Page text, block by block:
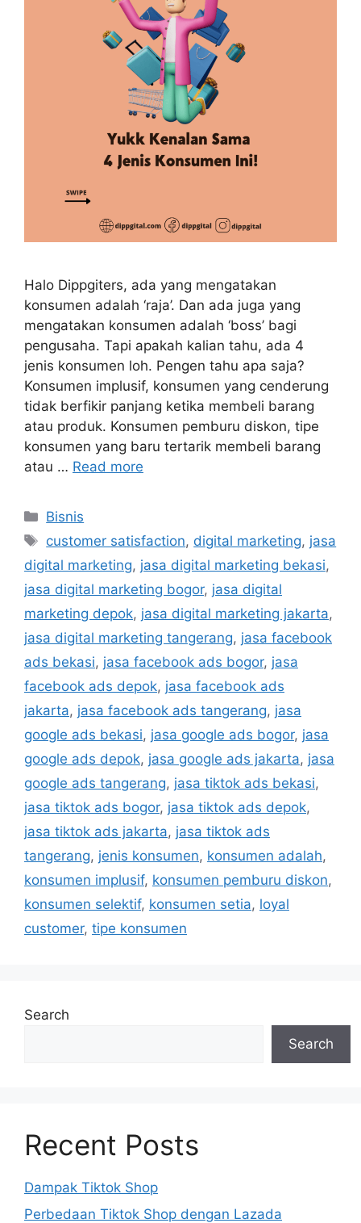
Halo Dippgiters, ada yang mengatakan
konsumen adalah ‘raja’. Dan ada juga yang
mengatakan konsumen adalah ‘boss’ bagi
pengusaha. Tapi apakah kalian tahu, ada 4
jenis konsumen loh. Pengen tahu apa saja?
Konsumen implusif, konsumen yang cenderung
tidak berfikir panjang ketika membeli barang
atau produk. Konsumen pemburu diskon, tipe
konsumen yang baru tertarik membeli barang
atau … Read more
Bisnis
customer satisfaction, digital marketing, jasa
digital marketing, jasa digital marketing bekasi,
jasa digital marketing bogor, jasa digital
marketing depok, jasa digital marketing jakarta,
jasa digital marketing tangerang, jasa facebook
ads bekasi, jasa facebook ads bogor, jasa
facebook ads depok, jasa facebook ads
jakarta, jasa facebook ads tangerang, jasa
google ads bekasi, jasa google ads bogor, jasa
google ads depok, jasa google ads jakarta, jasa
google ads tangerang, jasa tiktok ads bekasi,
jasa tiktok ads bogor, jasa tiktok ads depok,
jasa tiktok ads jakarta, jasa tiktok ads
tangerang, jenis konsumen, konsumen adalah,
konsumen implusif, konsumen pemburu diskon,
konsumen selektif, konsumen setia, loyal
customer, tipe konsumen
Search
Search
Recent Posts
Dampak Tiktok Shop
Perbedaan Tiktok Shop dengan Lazada